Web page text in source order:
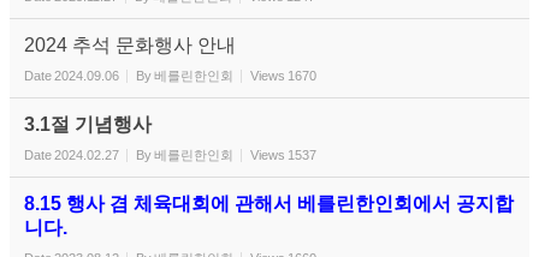
2024 추석 문화행사 안내
Date2024.09.06 By베를린한인회 Views 1670
3.1절 기념행사
Date2024.02.27 By베를린한인회 Views 1537
8.15 행사 겸 체육대회에 관해서 베를린한인회에서 공지합
니다.